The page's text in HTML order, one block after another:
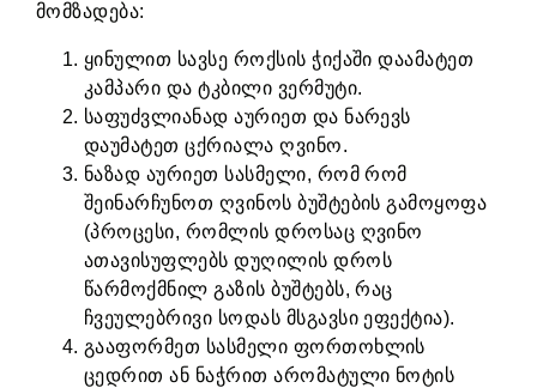
მომზადება:
ყინულით სავსე როქსის ჭიქაში დაამატეთ
კამპარი და ტკბილი ვერმუტი.
საფუძვლიანად აურიეთ და ნარევს
დაუმატეთ ცქრიალა ღვინო.
ნაზად აურიეთ სასმელი, რომ რომ
შეინარჩუნოთ ღვინოს ბუშტების გამოყოფა
(პროცესი, რომლის დროსაც ღვინო
ათავისუფლებს დუღილის დროს
წარმოქმნილ გაზის ბუშტებს, რაც
ჩვეულებრივი სოდას მსგავსი ეფექტია).
გააფორმეთ სასმელი ფორთოხლის
ცედრით ან ნაჭრით არომატული ნოტის